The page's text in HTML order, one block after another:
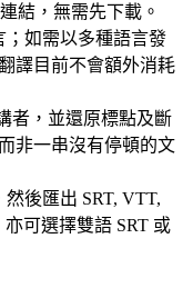
連結，無需先下載。
；如需以多種語言發
譯目前不會額外消耗
者，並還原標點及斷
非一串沒有停頓的文
後匯出 SRT, VTT,
可選擇雙語 SRT 或